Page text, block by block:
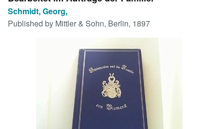
Advanced Search
Browse Collections
Schmidt, Georg,
Published by Mittler & Sohn, Berlin, 1897